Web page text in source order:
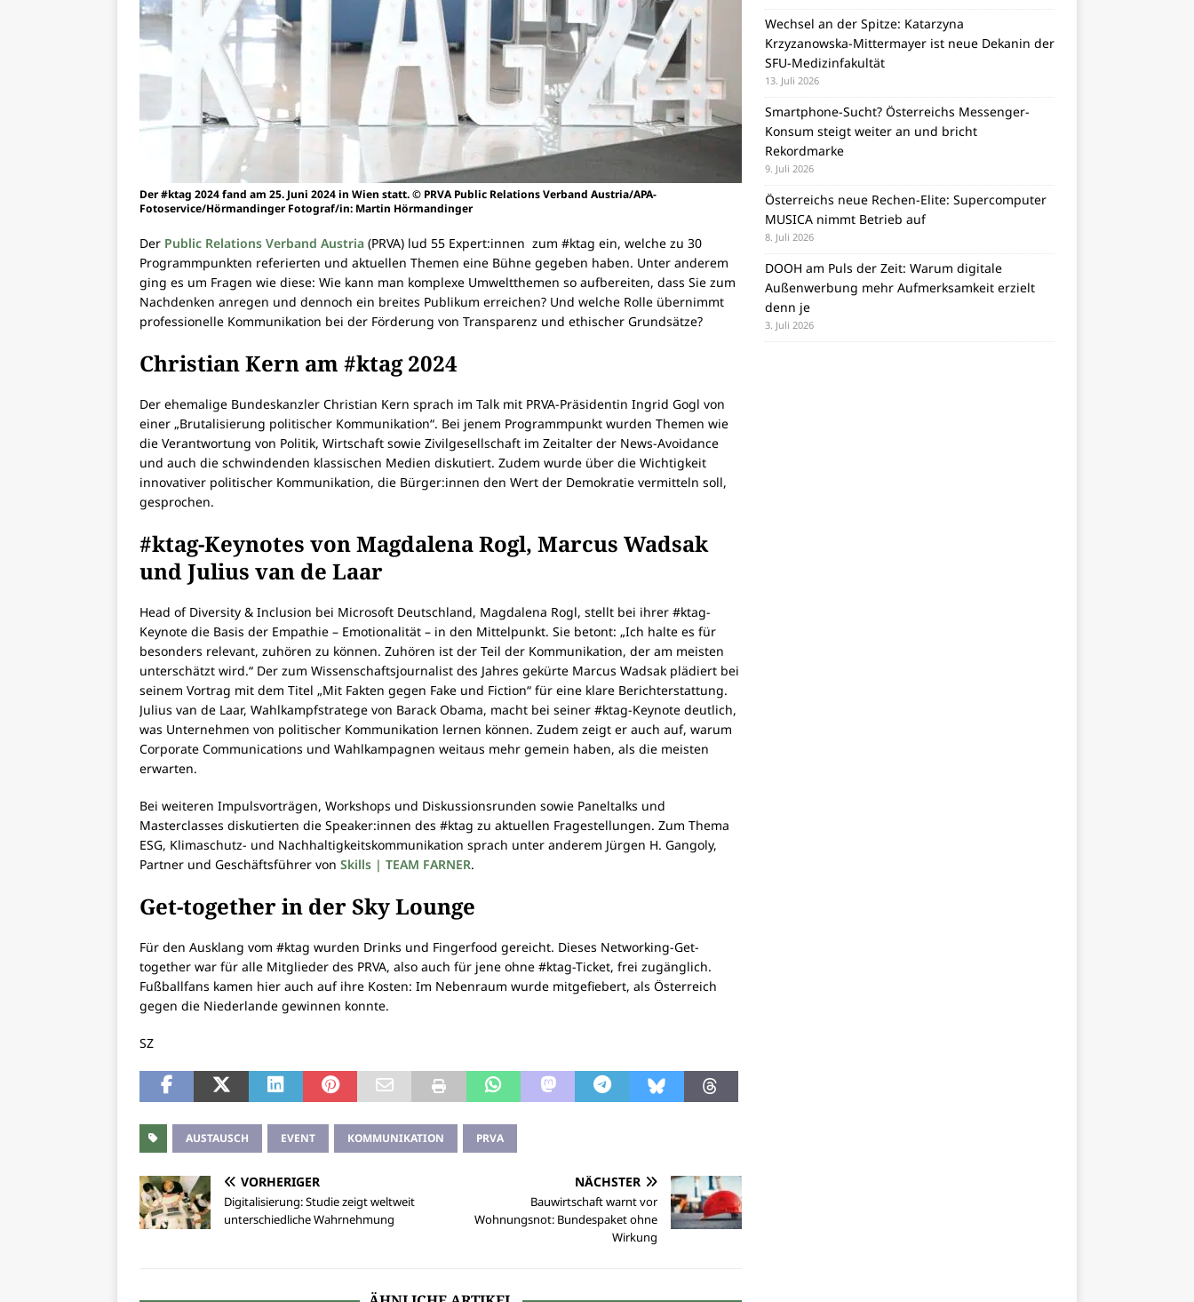
Der #ktag 2024 fand am 25. Juni 2024 in Wien statt. © PRVA Public Relations Verband Austria/APA-
Fotoservice/Hörmandinger Fotograf/in: Martin Hörmandinger
Der Public Relations Verband Austria (PRVA) lud 55 Expert:innen zum #ktag ein, welche zu 30
Programmpunkten referierten und aktuellen Themen eine Bühne gegeben haben. Unter anderem
ging es um Fragen wie diese: Wie kann man komplexe Umweltthemen so aufbereiten, dass Sie zum
Nachdenken anregen und dennoch ein breites Publikum erreichen? Und welche Rolle übernimmt
professionelle Kommunikation bei der Förderung von Transparenz und ethischer Grundsätze?
Christian Kern am #ktag 2024
Der ehemalige Bundeskanzler Christian Kern sprach im Talk mit PRVA-Präsidentin Ingrid Gogl von
einer „Brutalisierung politischer Kommunikation“. Bei jenem Programmpunkt wurden Themen wie
die Verantwortung von Politik, Wirtschaft sowie Zivilgesellschaft im Zeitalter der News-Avoidance
und auch die schwindenden klassischen Medien diskutiert. Zudem wurde über die Wichtigkeit
innovativer politischer Kommunikation, die Bürger:innen den Wert der Demokratie vermitteln soll,
gesprochen.
#ktag-Keynotes von Magdalena Rogl, Marcus Wadsak
und Julius van de Laar
Head of Diversity & Inclusion bei Microsoft Deutschland, Magdalena Rogl, stellt bei ihrer #ktag-
Keynote die Basis der Empathie – Emotionalität – in den Mittelpunkt. Sie betont: „Ich halte es für
besonders relevant, zuhören zu können. Zuhören ist der Teil der Kommunikation, der am meisten
unterschätzt wird.“ Der zum Wissenschaftsjournalist des Jahres gekürte Marcus Wadsak plädiert bei
seinem Vortrag mit dem Titel „Mit Fakten gegen Fake und Fiction“ für eine klare Berichterstattung.
Julius van de Laar, Wahlkampfstratege von Barack Obama, macht bei seiner #ktag-Keynote deutlich,
was Unternehmen von politischer Kommunikation lernen können. Zudem zeigt er auch auf, warum
Corporate Communications und Wahlkampagnen weitaus mehr gemein haben, als die meisten
erwarten.
Bei weiteren Impulsvorträgen, Workshops und Diskussionsrunden sowie Paneltalks und
Masterclasses diskutierten die Speaker:innen des #ktag zu aktuellen Fragestellungen. Zum Thema
ESG, Klimaschutz- und Nachhaltigkeitskommunikation sprach unter anderem Jürgen H. Gangoly,
Partner und Geschäftsführer von Skills | TEAM FARNER.
Get-together in der Sky Lounge
Für den Ausklang vom #ktag wurden Drinks und Fingerfood gereicht. Dieses Networking-Get-
together war für alle Mitglieder des PRVA, also auch für jene ohne #ktag-Ticket, frei zugänglich.
Fußballfans kamen hier auch auf ihre Kosten: Im Nebenraum wurde mitgefiebert, als Österreich
gegen die Niederlande gewinnen konnte.
SZ
AUSTAUSCH EVENT KOMMUNIKATION PRVA
VORHERIGER
Digitalisierung: Studie zeigt weltweit
unterschiedliche Wahrnehmung
NÄCHSTER
Bauwirtschaft warnt vor
Wohnungsnot: Bundespaket ohne
Wirkung
Wechsel an der Spitze: Katarzyna
Krzyzanowska-Mittermayer ist neue Dekanin der
SFU-Medizinfakultät
13. Juli 2026
Smartphone-Sucht? Österreichs Messenger-
Konsum steigt weiter an und bricht
Rekordmarke
9. Juli 2026
Österreichs neue Rechen-Elite: Supercomputer
MUSICA nimmt Betrieb auf
8. Juli 2026
DOOH am Puls der Zeit: Warum digitale
Außenwerbung mehr Aufmerksamkeit erzielt
denn je
3. Juli 2026